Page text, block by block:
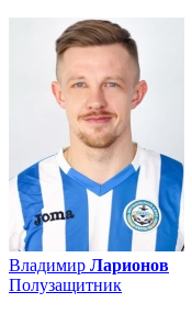
Владимир Ларионов
Полузащитник